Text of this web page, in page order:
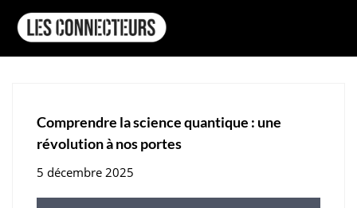
Comprendre la science quantique : une
révolution à nos portes
5 décembre 2025